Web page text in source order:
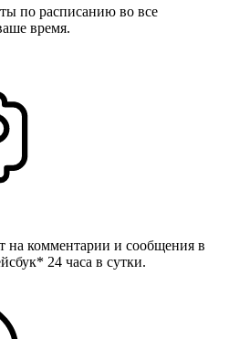
по расписанию во все
время.
на комментарии и сообщения в
24 часа в сутки.